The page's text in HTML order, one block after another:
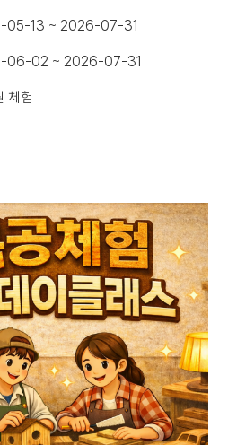
05-13 ~ 2026-07-31
06-02 ~ 2026-07-31
체험